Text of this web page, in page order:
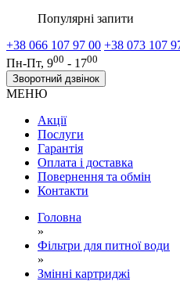
Популярні запити
+38 066 107 97 00 +38 073 107
Пн-Пт, 900 - 1700
Зворотний дзвінок
МЕНЮ
Акції
Послуги
Гарантія
Оплата і доставка
Повернення та обмін
Контакти
Головна
»
Фільтри для питної води
»
Змінні картриджі